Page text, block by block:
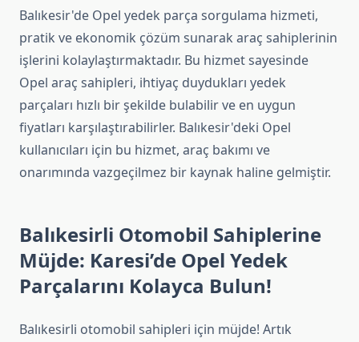
Balıkesir'de Opel yedek parça sorgulama hizmeti,
pratik ve ekonomik çözüm sunarak araç sahiplerinin
işlerini kolaylaştırmaktadır. Bu hizmet sayesinde
Opel araç sahipleri, ihtiyaç duydukları yedek
parçaları hızlı bir şekilde bulabilir ve en uygun
fiyatları karşılaştırabilirler. Balıkesir'deki Opel
kullanıcıları için bu hizmet, araç bakımı ve
onarımında vazgeçilmez bir kaynak haline gelmiştir.
Balıkesirli Otomobil Sahiplerine
Müjde: Karesi’de Opel Yedek
Parçalarını Kolayca Bulun!
Balıkesirli otomobil sahipleri için müjde! Artık